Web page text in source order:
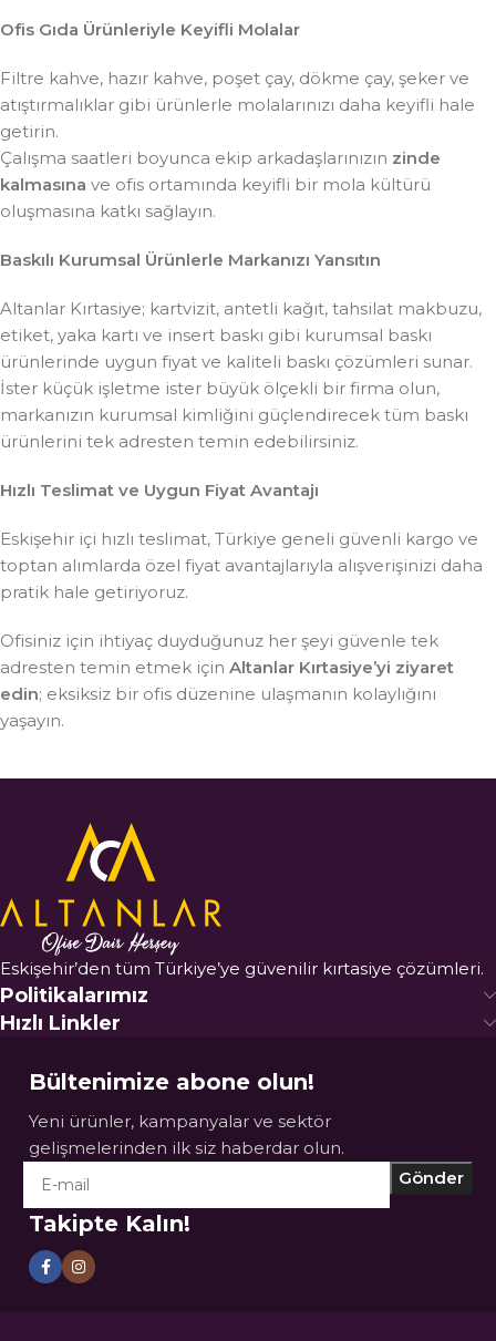
Ofis Gıda Ürünleriyle Keyifli Molalar
Filtre kahve, hazır kahve, poşet çay, dökme çay, şeker ve
atıştırmalıklar gibi ürünlerle molalarınızı daha keyifli hale
getirin.
Çalışma saatleri boyunca ekip arkadaşlarınızın zinde
kalmasına ve ofis ortamında keyifli bir mola kültürü
oluşmasına katkı sağlayın.
Baskılı Kurumsal Ürünlerle Markanızı Yansıtın
Altanlar Kırtasiye; kartvizit, antetli kağıt, tahsilat makbuzu,
etiket, yaka kartı ve insert baskı gibi kurumsal baskı
ürünlerinde uygun fiyat ve kaliteli baskı çözümleri sunar.
İster küçük işletme ister büyük ölçekli bir firma olun,
markanızın kurumsal kimliğini güçlendirecek tüm baskı
ürünlerini tek adresten temin edebilirsiniz.
Hızlı Teslimat ve Uygun Fiyat Avantajı
Eskişehir içi hızlı teslimat, Türkiye geneli güvenli kargo ve
toptan alımlarda özel fiyat avantajlarıyla alışverişinizi daha
pratik hale getiriyoruz.
Ofisiniz için ihtiyaç duyduğunuz her şeyi güvenle tek
adresten temin etmek için Altanlar Kırtasiye’yi ziyaret
edin; eksiksiz bir ofis düzenine ulaşmanın kolaylığını
yaşayın.
Eskişehir’den tüm Türkiye’ye güvenilir kırtasiye çözümleri.
Politikalarımız
Hızlı Linkler
Bültenimize abone olun!
Yeni ürünler, kampanyalar ve sektör
gelişmelerinden ilk siz haberdar olun.
Takipte Kalın!